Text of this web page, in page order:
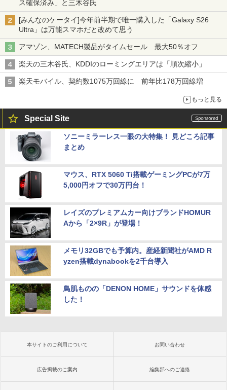
ス確保済み」と三木谷氏
[みんなのケータイ]今年前半期で唯一購入した「Galaxy S26
Ultra」は万能スマホだと改めて思う
アマゾン、MATECH製品がタイムセール 最大50％オフ
楽天の三木谷氏、KDDIのローミングエリアは「順次縮小」
楽天モバイル、契約数1075万回線に 前年比178万回線増
もっと見る
Special Site
ソニーミラーレス一眼の大特集！ 見どころ記事
まとめ
マウス、RTX 5060 Ti搭載ゲーミングPCが7万
5,000円オフで30万円台！
レイズのプレミアムカー向けブランドHOMUR
Aから「2×9R」が登場！
メモリ32GBでも予算内。産経新聞社がAMD R
yzen搭載dynabookを2千台導入
鳥肌ものの「DENON HOME」サウンドを体感
した！
本サイトのご利用について お問い合わせ
広告掲載のご案内 編集部へのご連絡